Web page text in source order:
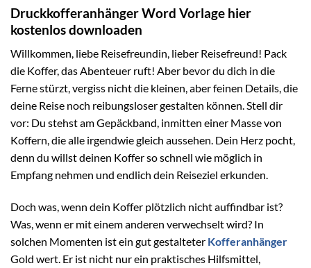
Druckkofferanhänger Word Vorlage hier
kostenlos downloaden
Willkommen, liebe Reisefreundin, lieber Reisefreund! Pack
die Koffer, das Abenteuer ruft! Aber bevor du dich in die
Ferne stürzt, vergiss nicht die kleinen, aber feinen Details, die
deine Reise noch reibungsloser gestalten können. Stell dir
vor: Du stehst am Gepäckband, inmitten einer Masse von
Koffern, die alle irgendwie gleich aussehen. Dein Herz pocht,
denn du willst deinen Koffer so schnell wie möglich in
Empfang nehmen und endlich dein Reiseziel erkunden.
Doch was, wenn dein Koffer plötzlich nicht auffindbar ist?
Was, wenn er mit einem anderen verwechselt wird? In
solchen Momenten ist ein gut gestalteter Kofferanhänger
Gold wert. Er ist nicht nur ein praktisches Hilfsmittel,